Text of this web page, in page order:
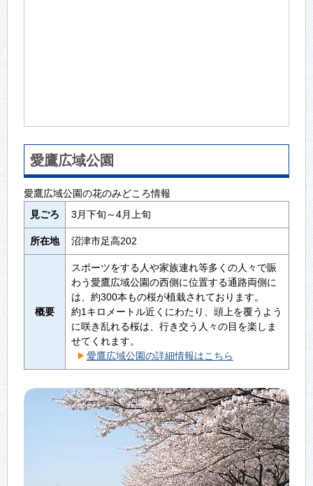
愛鷹広域公園
愛鷹広域公園の花のみどころ情報
見ごろ
3月下旬～4月上旬
所在地 沼津市足高202
概要
スポーツをする人や家族連れ等多くの人々で賑
わう愛鷹広域公園の西側に位置する通路両側に
は、約300本もの桜が植栽されております。
約1キロメートル近くにわたり、頭上を覆うよう
に咲き乱れる桜は、行き交う人々の目を楽しま
せてくれます。
愛鷹広域公園の詳細情報はこちら